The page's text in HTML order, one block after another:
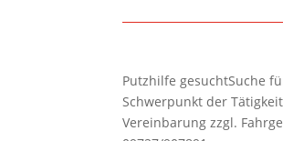
Putzhilfe gesuchtSuche
Schwerpunkt der
Vereinbarung zzgl.